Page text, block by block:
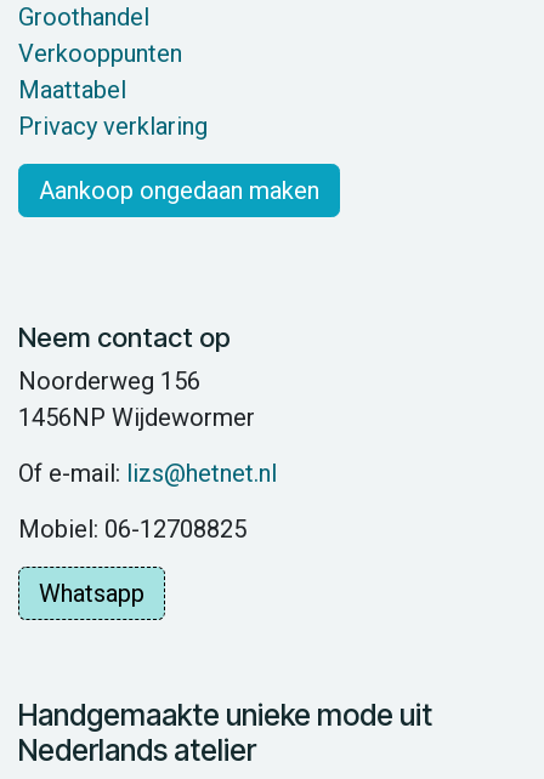
Groothandel
Verkooppunten
Maattabel
Privacy verklaring
Aankoop ongedaan maken
Neem contact op
Noorderweg 156
1456NP Wijdewormer
Of e-mail: lizs@hetnet.nl
Mobiel: 06-12708825
Whatsapp
Handgemaakte unieke mode uit
Nederlands atelier